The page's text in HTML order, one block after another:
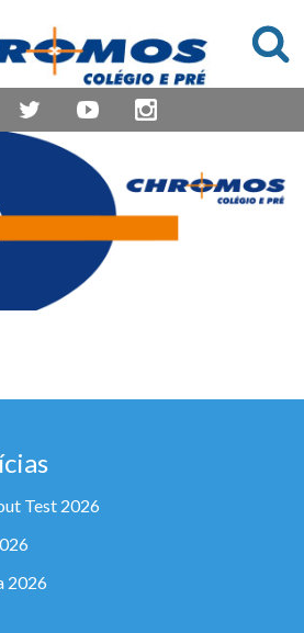
Test 2026
2026